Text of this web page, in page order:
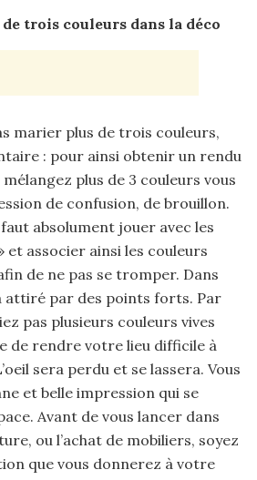
trois couleurs dans la déco
marier plus de trois couleurs,
: pour ainsi obtenir un rendu
plus de 3 couleurs vous
de confusion, de brouillon.
faut absolument jouer avec les
et associer ainsi les couleurs
de ne pas se tromper. Dans
attiré par des points forts. Par
pas plusieurs couleurs vives
de rendre votre lieu difficile à
sera perdu et se lassera. Vous
et belle impression qui se
Avant de vous lancer dans
ou l’achat de mobiliers, soyez
que vous donnerez à votre